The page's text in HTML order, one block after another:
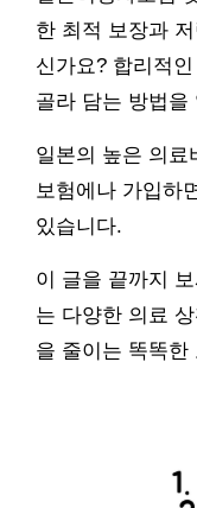
한 최적 보장과
신가요? 합리적
골라 담는 방법을
일본의 높은 의료
보험에나 가입하
있습니다.
이 글을 끝까지
는 다양한 의료
을 줄이는 똑똑한